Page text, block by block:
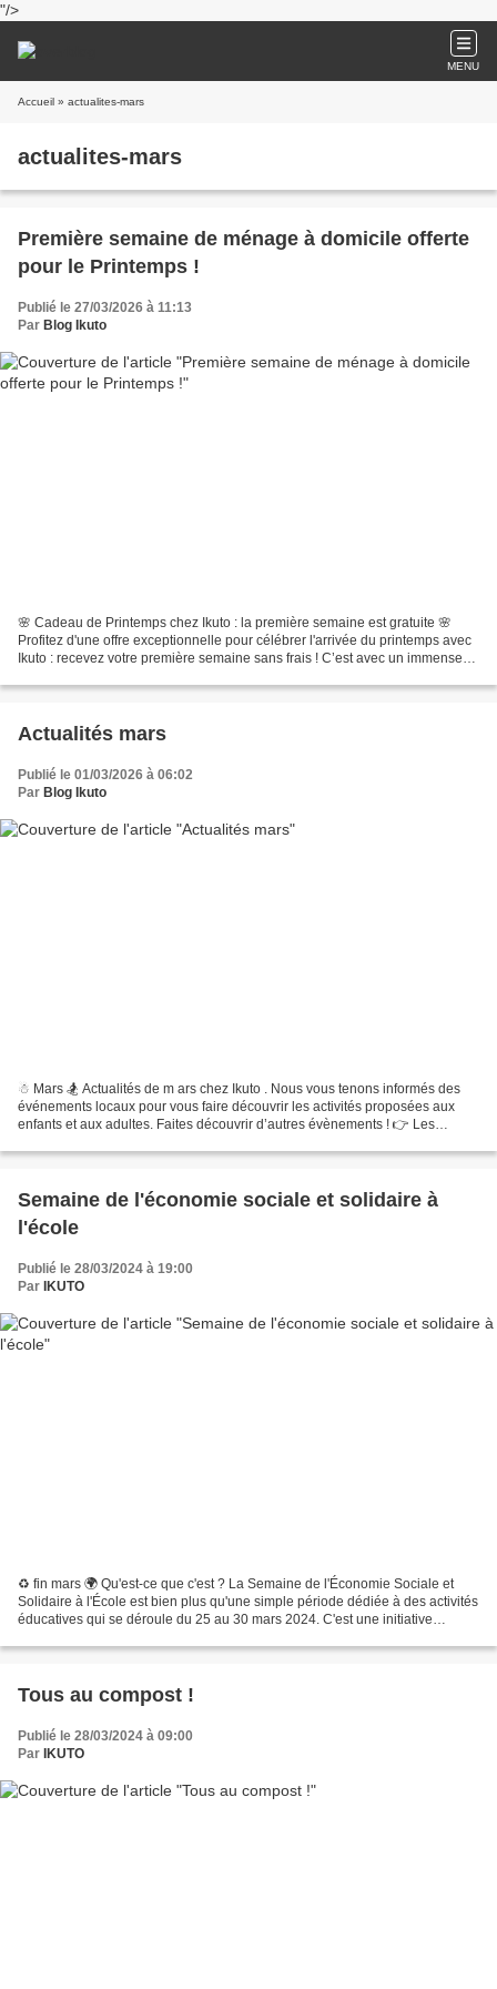
"/>
MENU
Accueil » actualites-mars
actualites-mars
Première semaine de ménage à domicile offerte
pour le Printemps !
Publié le 27/03/2026 à 11:13
Par Blog Ikuto
🌸 Cadeau de Printemps chez Ikuto : la première semaine est gratuite 🌸
Profitez d'une offre exceptionnelle pour célébrer l'arrivée du printemps avec
Ikuto : recevez votre première semaine sans frais ! C’est avec un immense
Actualités mars
Publié le 01/03/2026 à 06:02
Par Blog Ikuto
☃ Mars 🏂 Actualités de m ars chez Ikuto . Nous vous tenons informés des
événements locaux pour vous faire découvrir les activités proposées aux
enfants et aux adultes. Faites découvrir d’autres évènements ! 👉 Les
Semaine de l'économie sociale et solidaire à
l'école
Publié le 28/03/2024 à 19:00
Par IKUTO
♻ fin mars 🌍 Qu'est-ce que c'est ? La Semaine de l'Économie Sociale et
Solidaire à l'École est bien plus qu'une simple période dédiée à des activités
éducatives qui se déroule du 25 au 30 mars 2024. C'est une initiative
Tous au compost !
Publié le 28/03/2024 à 09:00
Par IKUTO